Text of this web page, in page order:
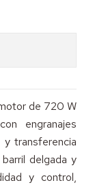
de 720 W
engranajes
y transferencia
delgada y
y control,